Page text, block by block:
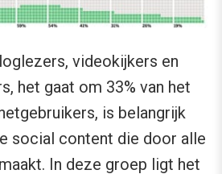
videokijkers en
het gaat om 33% van het
is belangrijk
social content die door alle
In deze groep ligt het